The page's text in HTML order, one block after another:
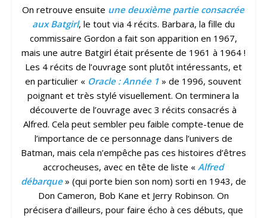
On retrouve ensuite une deuxième partie consacrée
aux Batgirl, le tout via 4 récits. Barbara, la fille du
commissaire Gordon a fait son apparition en 1967,
mais une autre Batgirl était présente de 1961 à 1964 !
Les 4 récits de l’ouvrage sont plutôt intéressants, et
en particulier « Oracle : Année 1 » de 1996, souvent
poignant et très stylé visuellement. On terminera la
découverte de l’ouvrage avec 3 récits consacrés à
Alfred. Cela peut sembler peu faible compte-tenue de
l’importance de ce personnage dans l’univers de
Batman, mais cela n’empêche pas ces histoires d’êtres
accrocheuses, avec en tête de liste «Alfred
débarque» (qui porte bien son nom) sorti en 1943, de
Don Cameron, Bob Kane et Jerry Robinson. On
précisera d’ailleurs, pour faire écho à ces débuts, que